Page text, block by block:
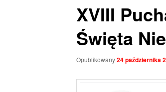
XVIII
Święta
Opublikowany24 października